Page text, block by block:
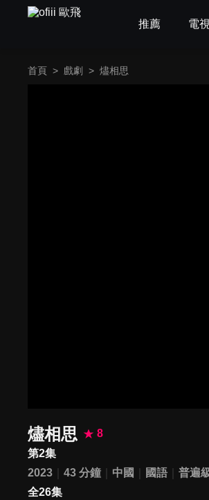
推薦 電
首頁 > 戲劇 > 燼相思
燼相思
8
第2集
2023
43 分鐘 中國 國語
普遍
全26集